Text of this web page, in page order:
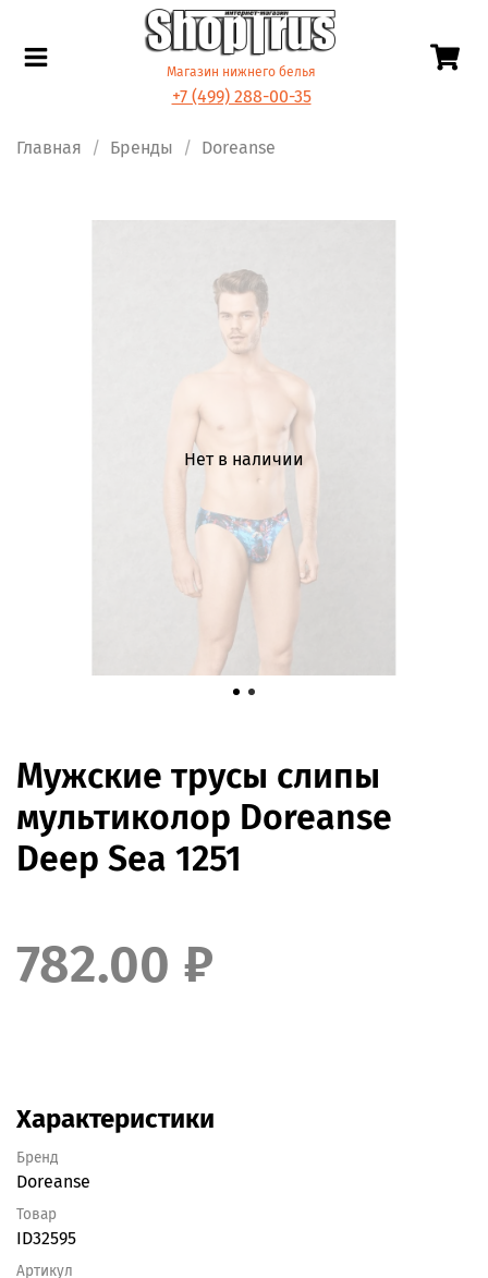
Магазин нижнего белья
+7 (499) 288-00-35
Главная Бренды Doreanse
Нет в наличии
Мужские трусы слипы
мультиколор Doreanse
Deep Sea 1251
782.00 ₽
Характеристики
Бренд
Doreanse
Товар
ID32595
Артикул